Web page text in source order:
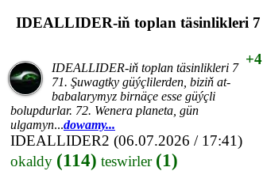
IDEALLIDER-iň toplan täsinlikleri 7
+4
IDEALLIDER-iň toplan täsinlikleri 7
71. Şuwagtky güýçlilerden, biziň at-
babalarymyz birnäçe esse güýçli
bolupdurlar. 72. Wenera planeta, gün
ulgamyn...dowamy...
IDEALLIDER2 (06.07.2026 / 17:41)
okaldy (114) teswirler (1)